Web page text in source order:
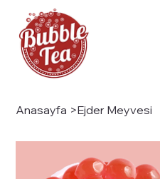
Anasayfa >Ejder Meyvesi